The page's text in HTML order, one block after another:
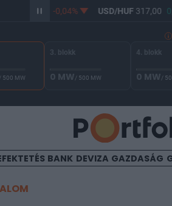
365,26 -0,04% USD/HUF 317,00
/ 500 MW
3. blokk
0 MW/ 500 MW
4. blokk
0 MW/
BANK DEVIZA GAZDASÁG